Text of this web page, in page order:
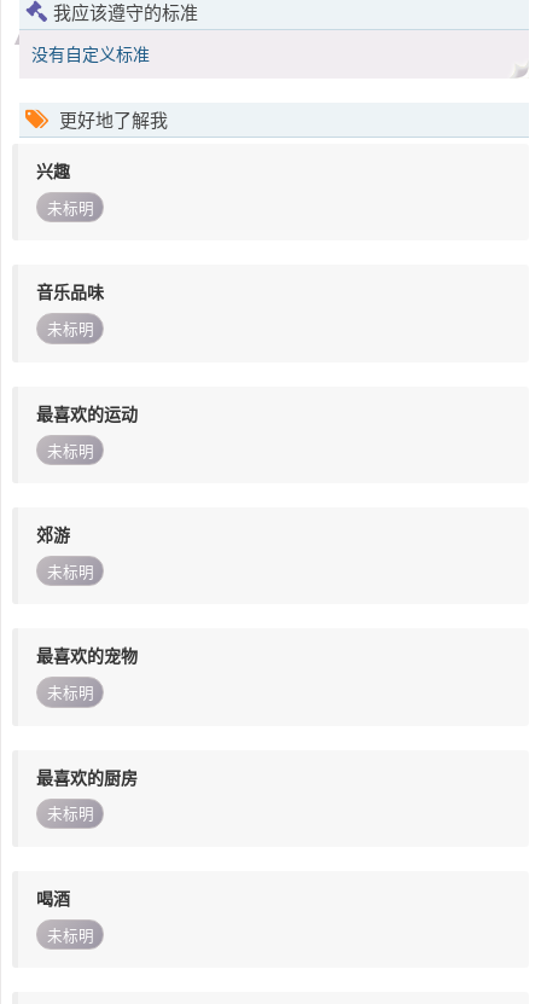
我应该遵守的标准
没有自定义标准
更好地了解我
兴趣
未标明
音乐品味
未标明
最喜欢的运动
未标明
郊游
未标明
最喜欢的宠物
未标明
最喜欢的厨房
未标明
喝酒
未标明